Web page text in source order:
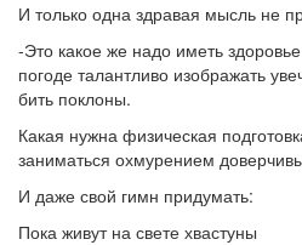
И только одна здравая мысль не
-Это какое же надо иметь
погоде талантливо изображать
бить поклоны.
Какая нужна физическая
заниматься охмурением
И даже свой гимн придумать:
Пока живут на свете хвастуны